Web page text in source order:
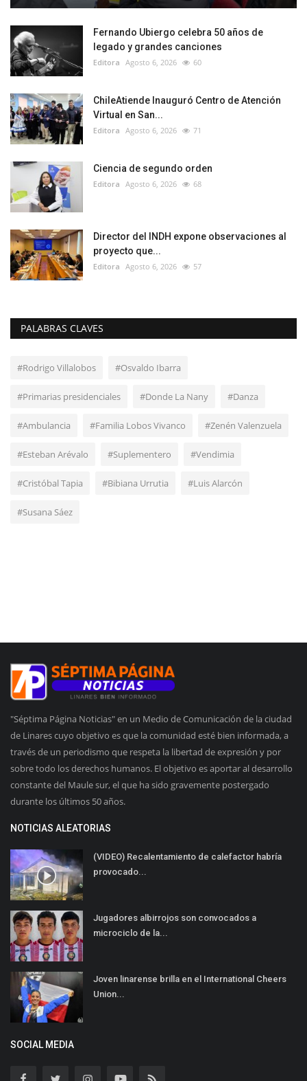
Fernando Ubiergo celebra 50 años de
legado y grandes canciones
Editora Agosto 6, 2026 60
ChileAtiende Inauguró Centro de Atención
Virtual en San...
Editora Agosto 6, 2026 71
Ciencia de segundo orden
Editora Agosto 6, 2026 68
Director del INDH expone observaciones al
proyecto que...
Editora Agosto 6, 2026 57
PALABRAS CLAVES
#Rodrigo Villalobos #Osvaldo Ibarra
#Primarias presidenciales #Donde La Nany #Danza
#Ambulancia #Familia Lobos Vivanco #Zenén Valenzuela
#Esteban Arévalo #Suplementero #Vendimia
#Cristóbal Tapia #Bibiana Urrutia #Luis Alarcón
#Susana Sáez
"Séptima Página Noticias" en un Medio de Comunicación de la ciudad
de Linares cuyo objetivo es que la comunidad esté bien informada, a
través de un periodismo que respeta la libertad de expresión y por
sobre todo los derechos humanos. El objetivo es aportar al desarrollo
constante del Maule sur, el que ha sido gravemente postergado
durante los últimos 50 años.
NOTICIAS ALEATORIAS
(VIDEO) Recalentamiento de calefactor habría
provocado...
Jugadores albirrojos son convocados a
microciclo de la...
Joven linarense brilla en el International Cheers
Union...
SOCIAL MEDIA